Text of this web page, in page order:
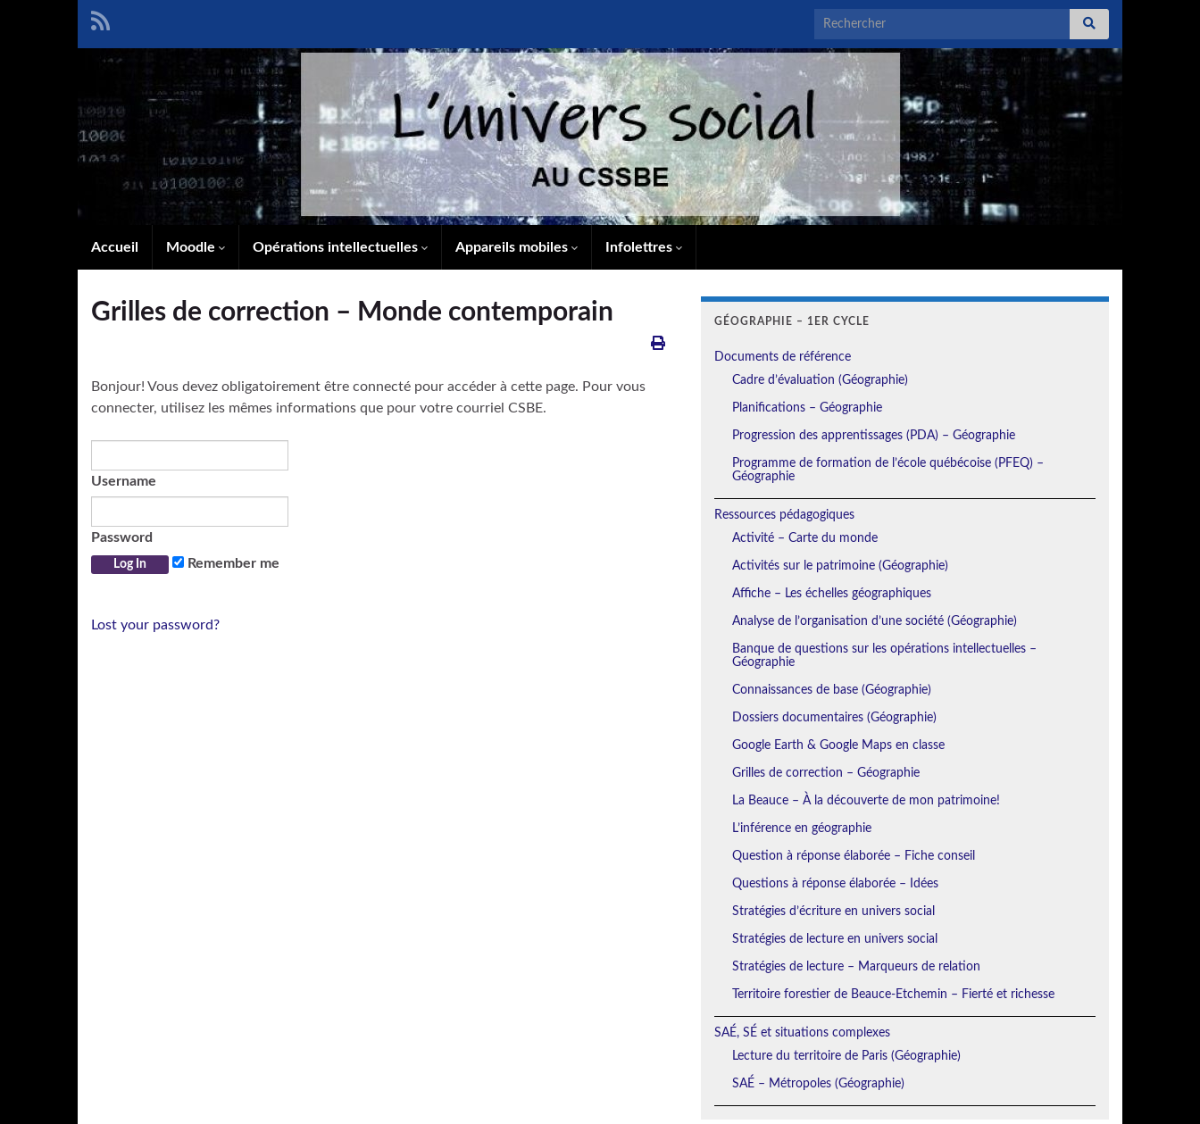
Search for:
Accueil Moodle Opérations intellectuelles Appareils mobiles Infolettres
Grilles de correction – Monde contemporain
Bonjour! Vous devez obligatoirement être connecté pour accéder à cette page. Pour vous
connecter, utilisez les mêmes informations que pour votre courriel CSBE.
Username
Password
Remember me
Lost your password?
GÉOGRAPHIE – 1ER CYCLE
Documents de référence
Cadre d’évaluation (Géographie)
Planifications – Géographie
Progression des apprentissages (PDA) – Géographie
Programme de formation de l’école québécoise (PFEQ) –
Géographie
Ressources pédagogiques
Activité – Carte du monde
Activités sur le patrimoine (Géographie)
Affiche – Les échelles géographiques
Analyse de l’organisation d’une société (Géographie)
Banque de questions sur les opérations intellectuelles –
Géographie
Connaissances de base (Géographie)
Dossiers documentaires (Géographie)
Google Earth & Google Maps en classe
Grilles de correction – Géographie
La Beauce – À la découverte de mon patrimoine!
L’inférence en géographie
Question à réponse élaborée – Fiche conseil
Questions à réponse élaborée – Idées
Stratégies d’écriture en univers social
Stratégies de lecture en univers social
Stratégies de lecture – Marqueurs de relation
Territoire forestier de Beauce-Etchemin – Fierté et richesse
SAÉ, SÉ et situations complexes
Lecture du territoire de Paris (Géographie)
SAÉ – Métropoles (Géographie)